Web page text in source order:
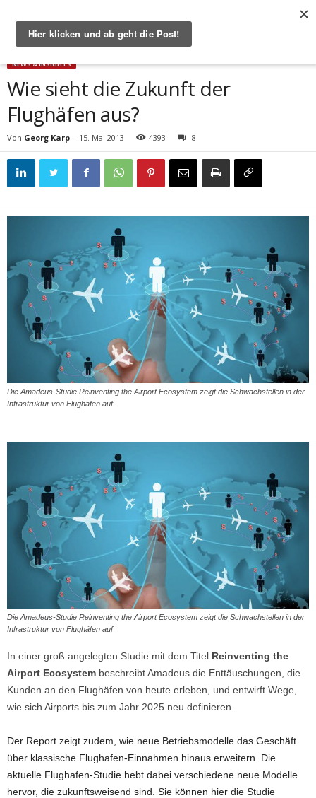
Start News & Insights Wie sieht die Zukunft der Flughäfen aus?
NEWS & INSIGHTS
Wie sieht die Zukunft der
Flughäfen aus?
Von Georg Karp - 15. Mai 2013 4393 8
Die Amadeus-Studie Reinventing the Airport Ecosystem zeigt die Schwachstellen in der
Infrastruktur von Flughäfen auf
Die Amadeus-Studie Reinventing the Airport Ecosystem zeigt die Schwachstellen in der
Infrastruktur von Flughäfen auf
In einer groß angelegten Studie mit dem Titel Reinventing the
Airport Ecosystem beschreibt Amadeus die Enttäuschungen, die
Kunden an den Flughäfen von heute erleben, und entwirft Wege,
wie sich Airports bis zum Jahr 2025 neu definieren.
Der Report zeigt zudem, wie neue Betriebsmodelle das Geschäft
über klassische Flughafen-Einnahmen hinaus erweitern. Die
aktuelle Flughafen-Studie hebt dabei verschiedene neue Modelle
hervor, die zukunftsweisend sind. Sie können hier die Studie